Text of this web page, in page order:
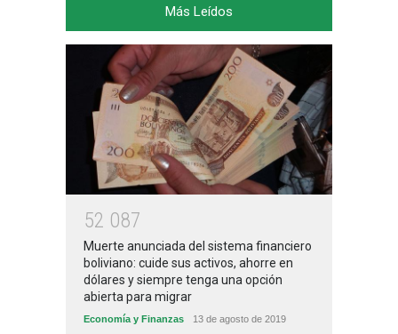
Más Leídos
52 087
Muerte anunciada del sistema financiero
boliviano: cuide sus activos, ahorre en
dólares y siempre tenga una opción
abierta para migrar
Economía y Finanzas 13 de agosto de 2019